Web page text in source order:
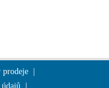
prodeje
údajů